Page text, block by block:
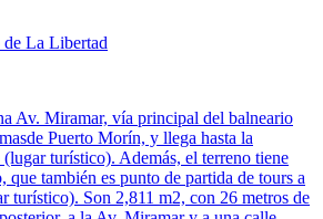
La Libertad
Av. Miramar, vía principal del balneario
Puerto Morín, y llega hasta la
turístico). Además, el terreno tiene
que también es punto de partida de tours a
turístico). Son 2,811 m2, con 26 metros de